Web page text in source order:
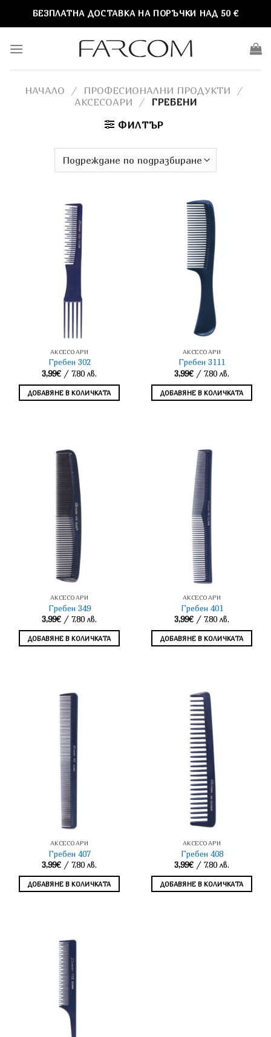
БЕЗПЛАТНА ДОСТАВКА НА ПОРЪЧКИ НАД 50 €
НАЧАЛО / ПРОФЕСИОНАЛНИ ПРОДУКТИ
/
АКСЕСОАРИ
/
ГРЕБЕНИ
ФИЛТЪР
АКСЕСОАРИ
Гребен 302
3,99€ / 7,80 лв.
ДОБАВЯНЕ В КОЛИЧКАТА
АКСЕСОАРИ
Гребен 3111
3,99€ / 7,80 лв.
ДОБАВЯНЕ В КОЛИЧКАТА
АКСЕСОАРИ
Гребен 349
3,99€ / 7,80 лв.
ДОБАВЯНЕ В КОЛИЧКАТА
АКСЕСОАРИ
Гребен 401
3,99€ / 7,80 лв.
ДОБАВЯНЕ В КОЛИЧКАТА
АКСЕСОАРИ
Гребен 407
3,99€ / 7,80 лв.
ДОБАВЯНЕ В КОЛИЧКАТА
АКСЕСОАРИ
Гребен 408
3,99€ / 7,80 лв.
ДОБАВЯНЕ В КОЛИЧКАТА